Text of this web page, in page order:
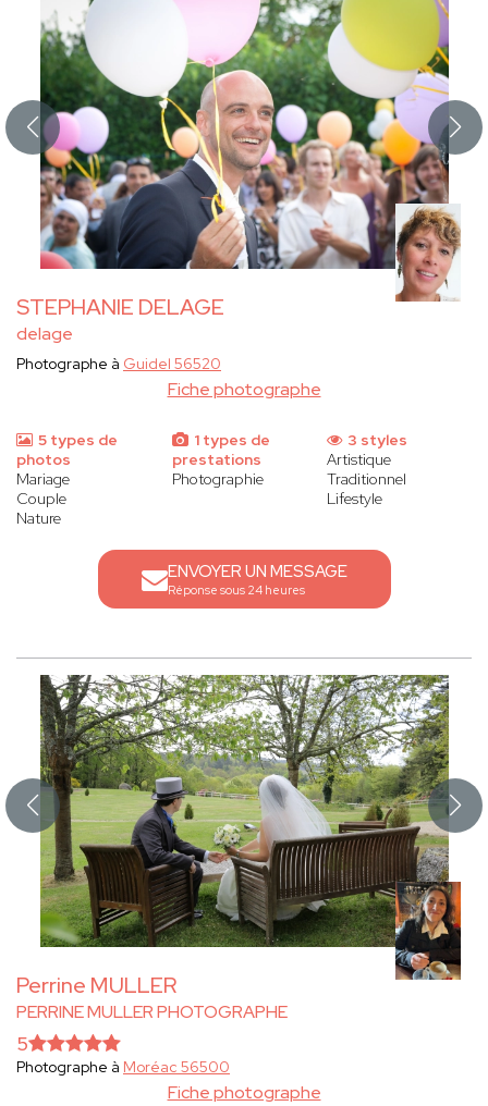
STEPHANIE DELAGE
delage
Fiche photographe
Photographe à Guidel 56520
5 types de
photos
Mariage
Couple
Nature
1 types de
prestations
Photographie
3 styles
Artistique
Traditionnel
Lifestyle
ENVOYER UN MESSAGE
Réponse sous 24 heures
Perrine MULLER
PERRINE MULLER PHOTOGRAPHE
Fiche photographe
5
Photographe à Moréac 56500